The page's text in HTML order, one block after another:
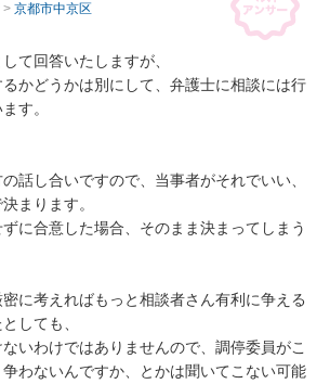
> 京都市中京区
て回答いたしますが、
かどうかは別にして、弁護士に相談には行
す。
話し合いですので、当事者がそれでいい、
まります。
に合意した場合、そのまま決まってしまう
に考えればもっと相談者さん有利に争える
しても、
いわけではありませんので、調停委員がこ
わないんですか、とかは聞いてこない可能